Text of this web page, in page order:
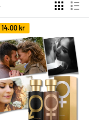
14.00 kr